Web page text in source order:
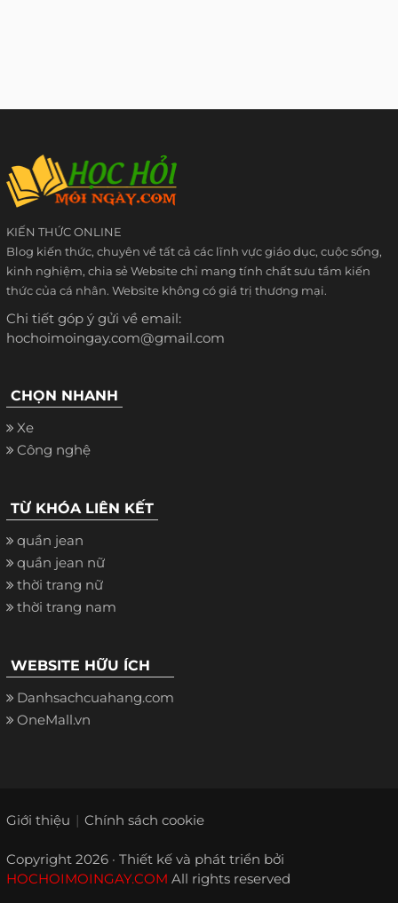
KIẾN THỨC ONLINE
Blog kiến thức, chuyên về tất cả các lĩnh vực giáo dục, cuộc sống,
kinh nghiệm, chia sẻ Website chỉ mang tính chất sưu tầm kiến
thức của cá nhân. Website không có giá trị thương mại.
Chi tiết góp ý gửi về email:
hochoimoingay.com@gmail.com
CHỌN NHANH
Xe
Công nghệ
TỪ KHÓA LIÊN KẾT
quần jean
quần jean nữ
thời trang nữ
thời trang nam
WEBSITE HỮU ÍCH
Danhsachcuahang.com
OneMall.vn
Giới thiệu Chính sách cookie
Copyright 2026 · Thiết kế và phát triển bởi
HOCHOIMOINGAY.COM All rights reserved